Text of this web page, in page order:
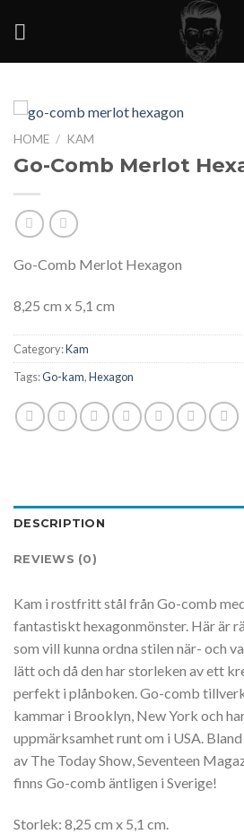
HOME / KAM
Go-Comb Merlot
Go-Comb Merlot Hexagon
8,25 cm x 5,1 cm
Category:Kam
Tags:Go-kam,Hexagon
DESCRIPTION
REVIEWS (0)
Kam i rostfritt stål från Go-comb
fantastiskt hexagonmönster. Här är
som vill kunna ordna stilen när- och
lätt och då den har storleken av ett
perfekt i plånboken. Go-comb
kammar i Brooklyn, New York och
uppmärksamhet runt om i USA.
av The Today Show, Seventeen
finns Go-comb äntligen i Sverige!
Storlek: 8,25 cm x 5,1 cm.